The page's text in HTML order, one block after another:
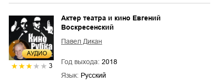
AУДИО
3
Актер театра и кино Евгений
Воскресенский
Павел Дикан
Год выхода: 2018
Язык: Русский